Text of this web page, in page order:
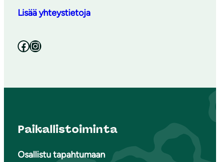
Lisää yhteystietoja
Facebook Instagram
Paikallistoiminta
Osallistu tapahtumaan